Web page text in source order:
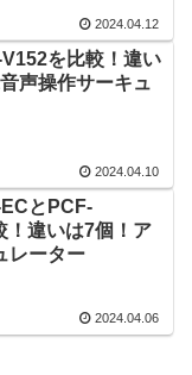
2024.04.12
を比較！違い
声操作サーキュ
2024.04.10
とPCF-
！違いは7個！ア
レーター
2024.04.06